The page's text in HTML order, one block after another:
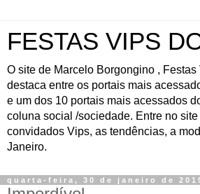
FESTAS VIPS
O site de Marcelo Borgongino ,
destaca entre os portais mais
e um dos 10 portais mais acessados
coluna social /sociedade. Entre no
convidados Vips, as tendências, a
Janeiro.
quarta-feira, 30 de janeiro de